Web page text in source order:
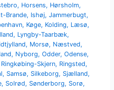
, Horsens, Hørsholm,
Brande, Ishøj,Jammerbugt,
, Køge, Kolding, Læsø,
, Lyngby-Taarbæk,
, Morsø, Næstved,
, Nyborg,Odder,Odense,
Ringkøbing-Skjern, Ringsted,
, Samsø, Silkeborg, Sjælland,
, Solrød, Sønderborg, Sorø,